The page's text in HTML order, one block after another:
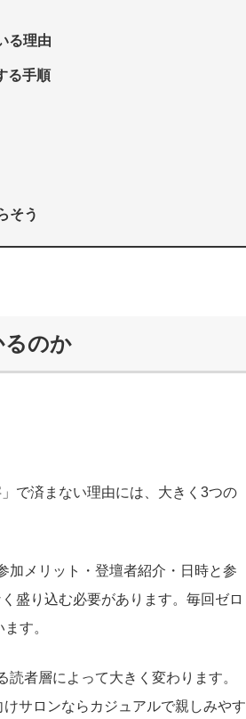
る理由
る手順
そう
るのか
で済まない理由には、大きく3つの
加メリット・登壇者紹介・日時と参
盛り込む必要があります。毎回ゼロ
す。
者層によって大きく変わります。
サロンならカジュアルで親しみやす